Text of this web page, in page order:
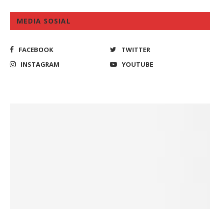
MEDIA SOSIAL
FACEBOOK
TWITTER
INSTAGRAM
YOUTUBE